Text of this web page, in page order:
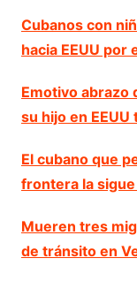
Cubanos con
hacia EEUU por
Emotivo abrazo
su hijo en
El cubano que
frontera la
Mueren tres
de tránsito en